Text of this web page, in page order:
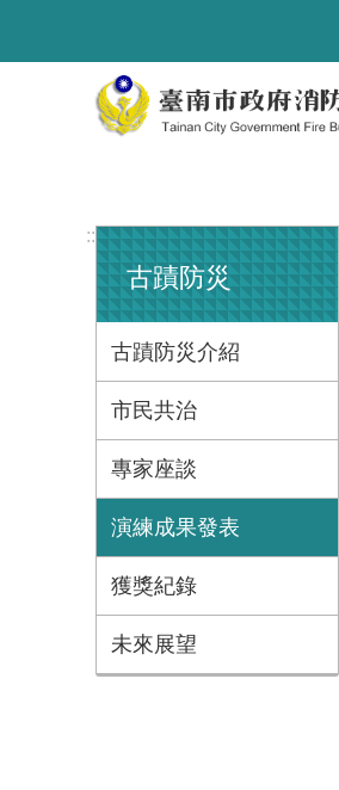
:::
古蹟防災
古蹟防災介紹
市民共治
專家座談
演練成果發表
獲獎紀錄
未來展望